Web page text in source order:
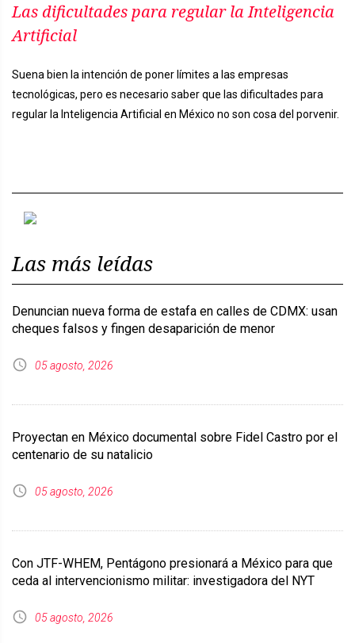
Las dificultades para regular la Inteligencia
Artificial
Suena bien la intención de poner límites a las empresas
tecnológicas, pero es necesario saber que las dificultades para
regular la Inteligencia Artificial en México no son cosa del porvenir.
Las más leídas
Denuncian nueva forma de estafa en calles de CDMX: usan
cheques falsos y fingen desaparición de menor
05 agosto, 2026
Proyectan en México documental sobre Fidel Castro por el
centenario de su natalicio
05 agosto, 2026
Con JTF-WHEM, Pentágono presionará a México para que
ceda al intervencionismo militar: investigadora del NYT
05 agosto, 2026